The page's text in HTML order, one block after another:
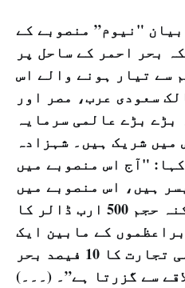
"نیوم” منصوبے کے
بحر احمر کے ساحل پر
سے تیار ہونے والے اس
سعودی عرب، مصر اور
بڑے بڑے عالمی سرمایہ
شریک ہیں۔ شہزادہ
"آج اس منصوبے میں
ہیں، اس منصوبے میں
سرمایہ کاری کا ممکنہ حجم 500 ارب ڈالر کا
کے مابین ایک
منفرد مقام اور عالمی تجارت کا 10 فیصد بحر
سے گزرتا ہے”۔ (۔۔۔)